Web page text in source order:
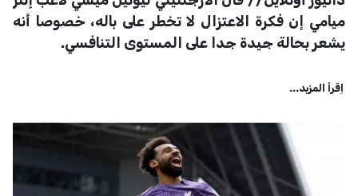
ميامي إن فكرة الاعتزال لا تخطر على باله، خصوصا أنه
يشعر بحالة جيدة جدا على المستوى التنافسي.
اِقرأ المزيد...